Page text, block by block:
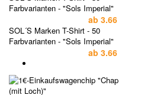
Farbvarianten - "Sols Imperial"
ab 3.66
SOL´S Marken T-Shirt - 50
Farbvarianten - "Sols Imperial"
ab 3.66